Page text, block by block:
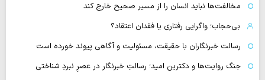
مخالفت‌ها نباید انسان را از مسیر صحیح خارج کند
بی‌حجاب؛ واگرایی رفتاری یا فقدان اعتقاد؟
رسالت خبرنگاران با حقیقت، مسئولیت و آگاهی پیوند خورده است
جنگ روایت‌ها و دکترین امید؛ رسالتِ خبرنگار در عصرِ نبردِ شناختی